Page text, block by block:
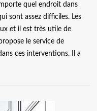
quel endroit dans
sont assez difficiles. Les
et il est très utile de
le service de
ces interventions. Il a